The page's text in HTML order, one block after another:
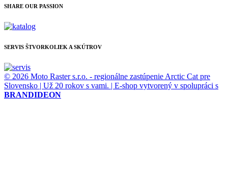
SHARE OUR PASSION
SERVIS ŠTVORKOLIEK A SKÚTROV
© 2026 Moto Raster s.r.o. - regionálne zastúpenie Arctic Cat pre
Slovensko | Už 20 rokov s vami. | E-shop vytvorený v spolupráci s
BRANDIDEON